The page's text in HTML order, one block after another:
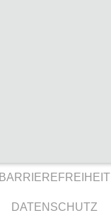
BARRIEREFREIHEIT
DATENSCHUTZ